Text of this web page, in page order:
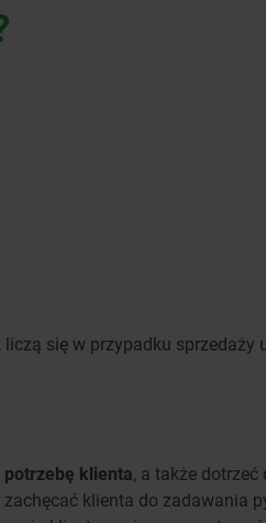
się w przypadku
potrzebę klienta, a także
klienta do zadawania